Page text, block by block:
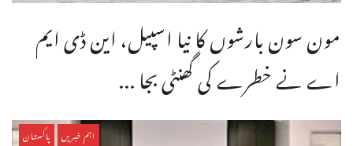
مون سون بارشوں کا نیا اسپیل، این ڈی ایم
اے نے خطرے کی گھنٹی بجا ...
اہم خبریں پاکستان